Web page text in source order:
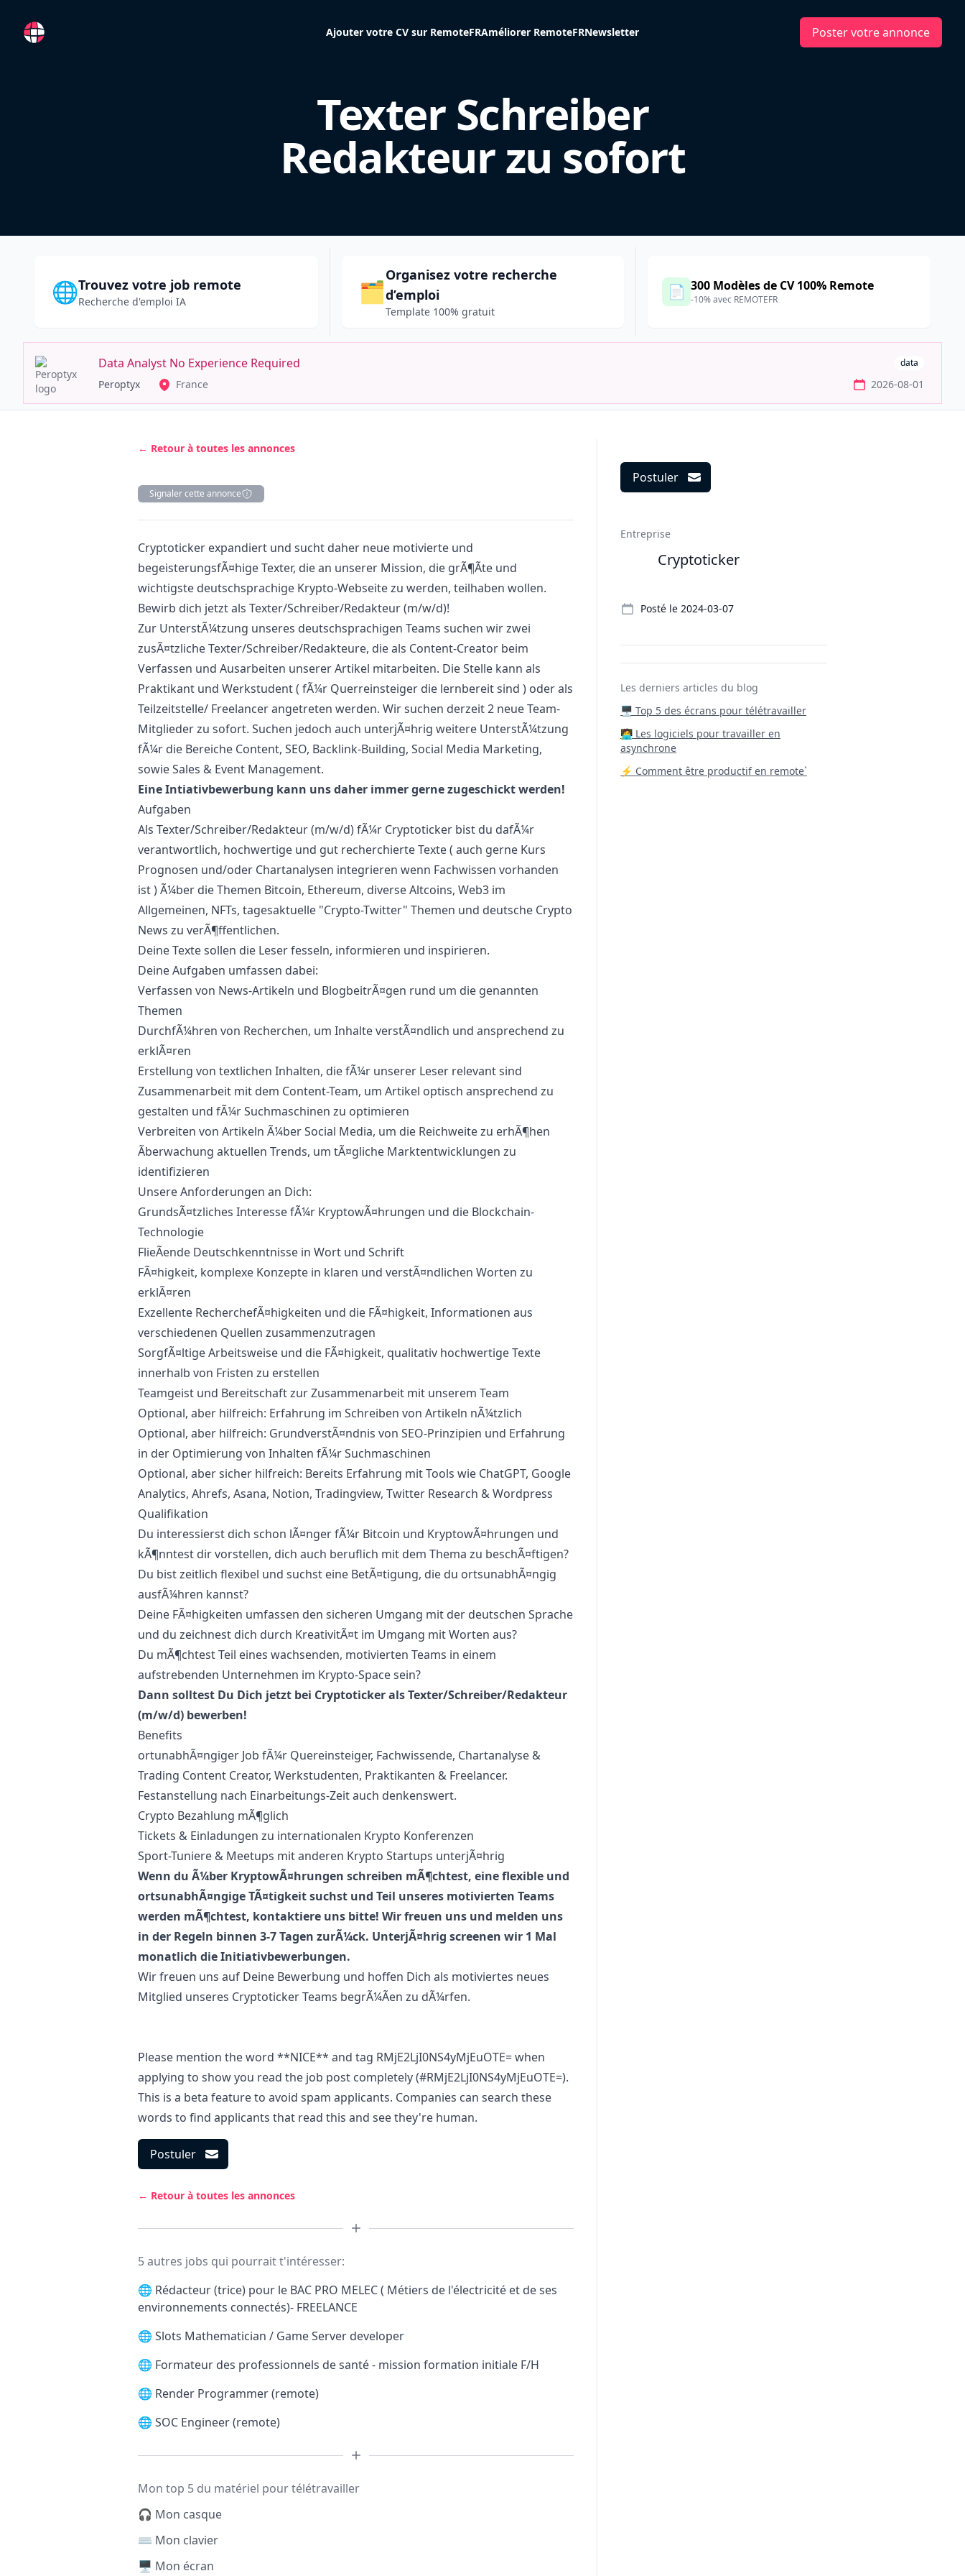
RemoteFR Ajouter votre CV sur RemoteFRAméliorer RemoteFRNewsletter Poster votre annonce
Texter Schreiber
Redakteur zu sofort
🌐Trouvez votre job remote
Recherche d'emploi IA 🗂️
Organisez votre recherche
d’emploi
Template 100% gratuit
📄 300 Modèles de CV 100% Remote
-10% avec REMOTEFR
Data Analyst No Experience Required data
Peroptyx France 2026-08-01
← Retour à toutes les annonces
Signaler cette annonce
Description
Cryptoticker expandiert und sucht daher neue motivierte und
begeisterungsfÃ¤hige Texter, die an unserer Mission, die grÃ¶Ãte und
wichtigste deutschsprachige Krypto-Webseite zu werden, teilhaben wollen.
Bewirb dich jetzt als Texter/Schreiber/Redakteur (m/w/d)!
Zur UnterstÃ¼tzung unseres deutschsprachigen Teams suchen wir zwei
zusÃ¤tzliche Texter/Schreiber/Redakteure, die als Content-Creator beim
Verfassen und Ausarbeiten unserer Artikel mitarbeiten. Die Stelle kann als
Praktikant und Werkstudent ( fÃ¼r Querreinsteiger die lernbereit sind ) oder als
Teilzeitstelle/ Freelancer angetreten werden. Wir suchen derzeit 2 neue Team-
Mitglieder zu sofort. Suchen jedoch auch unterjÃ¤hrig weitere UnterstÃ¼tzung
fÃ¼r die Bereiche Content, SEO, Backlink-Building, Social Media Marketing,
sowie Sales & Event Management.
Eine Intiativbewerbung kann uns daher immer gerne zugeschickt werden!
Aufgaben
Als Texter/Schreiber/Redakteur (m/w/d) fÃ¼r Cryptoticker bist du dafÃ¼r
verantwortlich, hochwertige und gut recherchierte Texte ( auch gerne Kurs
Prognosen und/oder Chartanalysen integrieren wenn Fachwissen vorhanden
ist ) Ã¼ber die Themen Bitcoin, Ethereum, diverse Altcoins, Web3 im
Allgemeinen, NFTs, tagesaktuelle "Crypto-Twitter" Themen und deutsche Crypto
News zu verÃ¶ffentlichen.
Deine Texte sollen die Leser fesseln, informieren und inspirieren.
Deine Aufgaben umfassen dabei:
Verfassen von News-Artikeln und BlogbeitrÃ¤gen rund um die genannten
Themen
DurchfÃ¼hren von Recherchen, um Inhalte verstÃ¤ndlich und ansprechend zu
erklÃ¤ren
Erstellung von textlichen Inhalten, die fÃ¼r unserer Leser relevant sind
Zusammenarbeit mit dem Content-Team, um Artikel optisch ansprechend zu
gestalten und fÃ¼r Suchmaschinen zu optimieren
Verbreiten von Artikeln Ã¼ber Social Media, um die Reichweite zu erhÃ¶hen
Ãberwachung aktuellen Trends, um tÃ¤gliche Marktentwicklungen zu
identifizieren
Unsere Anforderungen an Dich:
GrundsÃ¤tzliches Interesse fÃ¼r KryptowÃ¤hrungen und die Blockchain-
Technologie
FlieÃende Deutschkenntnisse in Wort und Schrift
FÃ¤higkeit, komplexe Konzepte in klaren und verstÃ¤ndlichen Worten zu
erklÃ¤ren
Exzellente RecherchefÃ¤higkeiten und die FÃ¤higkeit, Informationen aus
verschiedenen Quellen zusammenzutragen
SorgfÃ¤ltige Arbeitsweise und die FÃ¤higkeit, qualitativ hochwertige Texte
innerhalb von Fristen zu erstellen
Teamgeist und Bereitschaft zur Zusammenarbeit mit unserem Team
Optional, aber hilfreich: Erfahrung im Schreiben von Artikeln nÃ¼tzlich
Optional, aber hilfreich: GrundverstÃ¤ndnis von SEO-Prinzipien und Erfahrung
in der Optimierung von Inhalten fÃ¼r Suchmaschinen
Optional, aber sicher hilfreich: Bereits Erfahrung mit Tools wie ChatGPT, Google
Analytics, Ahrefs, Asana, Notion, Tradingview, Twitter Research & Wordpress
Qualifikation
Du interessierst dich schon lÃ¤nger fÃ¼r Bitcoin und KryptowÃ¤hrungen und
kÃ¶nntest dir vorstellen, dich auch beruflich mit dem Thema zu beschÃ¤ftigen?
Du bist zeitlich flexibel und suchst eine BetÃ¤tigung, die du ortsunabhÃ¤ngig
ausfÃ¼hren kannst?
Deine FÃ¤higkeiten umfassen den sicheren Umgang mit der deutschen Sprache
und du zeichnest dich durch KreativitÃ¤t im Umgang mit Worten aus?
Du mÃ¶chtest Teil eines wachsenden, motivierten Teams in einem
aufstrebenden Unternehmen im Krypto-Space sein?
Dann solltest Du Dich jetzt bei Cryptoticker als Texter/Schreiber/Redakteur
(m/w/d) bewerben!
Benefits
ortunabhÃ¤ngiger Job fÃ¼r Quereinsteiger, Fachwissende, Chartanalyse &
Trading Content Creator, Werkstudenten, Praktikanten & Freelancer.
Festanstellung nach Einarbeitungs-Zeit auch denkenswert.
Crypto Bezahlung mÃ¶glich
Tickets & Einladungen zu internationalen Krypto Konferenzen
Sport-Tuniere & Meetups mit anderen Krypto Startups unterjÃ¤hrig
Wenn du Ã¼ber KryptowÃ¤hrungen schreiben mÃ¶chtest, eine flexible und
ortsunabhÃ¤ngige TÃ¤tigkeit suchst und Teil unseres motivierten Teams
werden mÃ¶chtest, kontaktiere uns bitte! Wir freuen uns und melden uns
in der Regeln binnen 3-7 Tagen zurÃ¼ck. UnterjÃ¤hrig screenen wir 1 Mal
monatlich die Initiativbewerbungen.
Wir freuen uns auf Deine Bewerbung und hoffen Dich als motiviertes neues
Mitglied unseres Cryptoticker Teams begrÃ¼Ãen zu dÃ¼rfen.
Please mention the word **NICE** and tag RMjE2LjI0NS4yMjEuOTE= when
applying to show you read the job post completely (#RMjE2LjI0NS4yMjEuOTE=).
This is a beta feature to avoid spam applicants. Companies can search these
words to find applicants that read this and see they're human.
Postuler
← Retour à toutes les annonces
5 autres jobs qui pourrait t'intéresser:
🌐 Rédacteur (trice) pour le BAC PRO MELEC ( Métiers de l'électricité et de ses
environnements connectés)- FREELANCE
🌐 Slots Mathematician / Game Server developer
🌐 Formateur des professionnels de santé - mission formation initiale F/H
🌐 Render Programmer (remote)
🌐 SOC Engineer (remote)
Mon top 5 du matériel pour télétravailler
🎧 Mon casque
⌨️ Mon clavier
🖥️ Mon écran
Postuler
Entreprise
Cryptoticker
Posté le 2024-03-07
Les derniers articles du blog
🖥️ Top 5 des écrans pour télétravailler
‍🧑‍💻 Les logiciels pour travailler en
asynchrone
⚡ Comment être productif en remote`